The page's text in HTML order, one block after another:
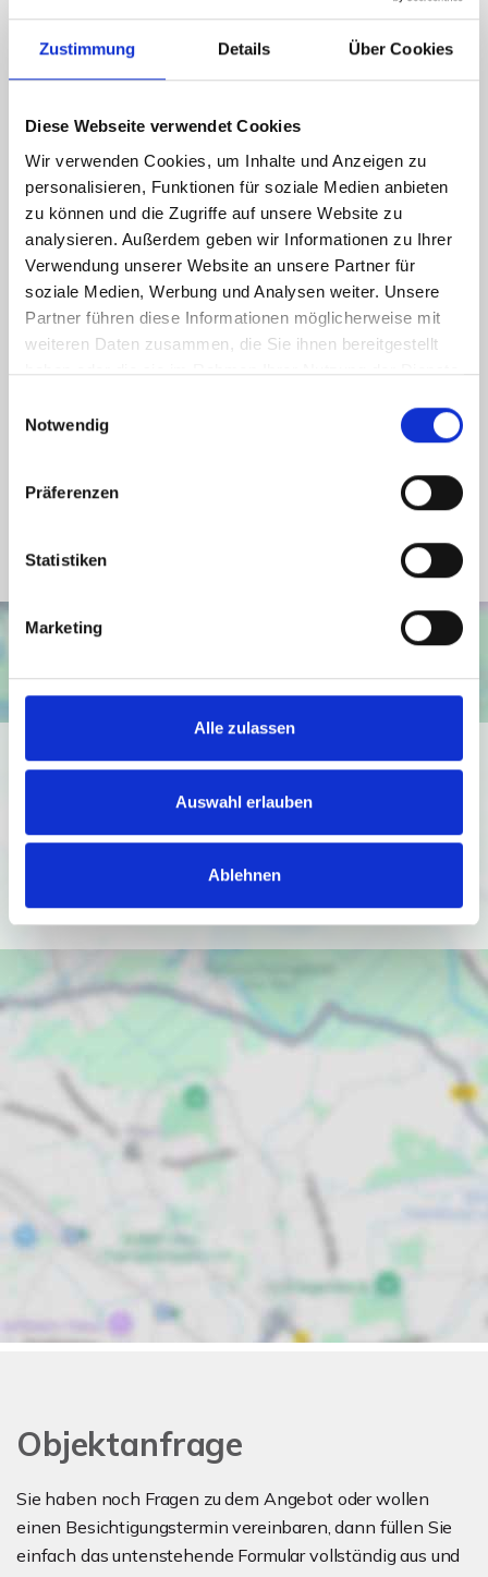
Zustimmung Details Über Cookies
Diese Webseite verwendet Cookies
Wir verwenden Cookies, um Inhalte und Anzeigen zu
personalisieren, Funktionen für soziale Medien anbieten
zu können und die Zugriffe auf unsere Website zu
analysieren. Außerdem geben wir Informationen zu Ihrer
Verwendung unserer Website an unsere Partner für
soziale Medien, Werbung und Analysen weiter. Unsere
Partner führen diese Informationen möglicherweise mit
weiteren Daten zusammen, die Sie ihnen bereitgestellt
haben oder die sie im Rahmen Ihrer Nutzung der Dienste
Notwendig
Präferenzen
Statistiken
Marketing
Alle zulassen
Auswahl erlauben
Ablehnen
74,60 kWh / (m²*a)
Weitere Informationen
Wesentlicher Energieträger
Strom
Energieausweis Ausstelldatum
2021-12-18
Energieausweis gültig bis
17.12.2031
Energieausweis Jahrgang
ab dem 1.5.2014
Energieausweis Werteklasse
Energieausweis Gebäudeart
Wohngebäude
Ich bin damit einverstanden, dass mir Karten von Google
Datenschutzbedingungen von Google
(https://policies.google.com/privacy).
Objektanfrage
Sie haben noch Fragen zu dem Angebot oder wollen
einen Besichtigungstermin vereinbaren, dann füllen Sie
einfach das untenstehende Formular vollständig aus und